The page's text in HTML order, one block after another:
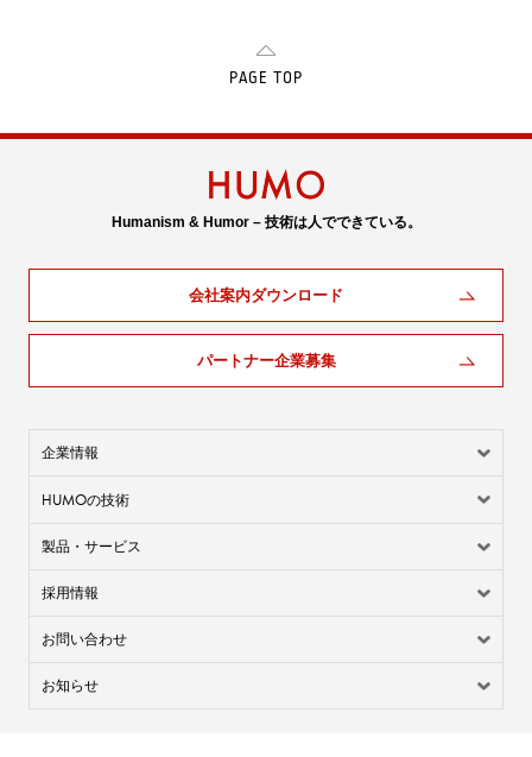
PAGE TOP
Humanism & Humor – 技術は人でできている。
会社案内ダウンロード
パートナー企業募集
企業情報
HUMOの技術
製品・サービス
採用情報
お問い合わせ
お知らせ